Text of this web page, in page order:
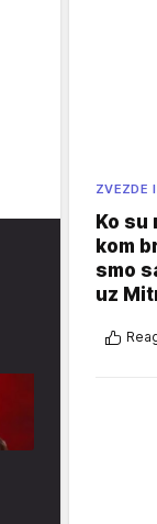
ZVEZDE
Ko su
kom
smo
uz